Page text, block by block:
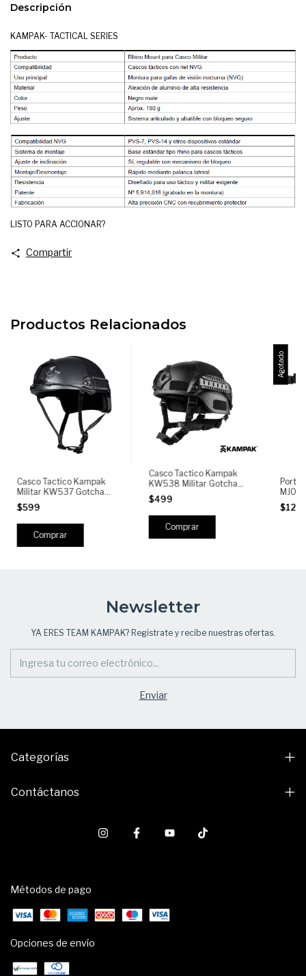
Descripción
KAMPAK- TACTICAL SERIES
LISTO PARA ACCIONAR?
Compartir
Productos Relacionados
Casco Tactico Kampak
Militar KW537 Gotcha
Paintball Airsoft
$599
Casco Tactico Kampak
KW538 Militar Gotcha
Paintball Airsoft
$499
Agotado
Porta
MJ01
$125
Newsletter
YA ERES TEAM KAMPAK? Registrate y recibe nuestras ofertas.
Categorías
Contáctanos
Métodos de pago
Opciones de envío